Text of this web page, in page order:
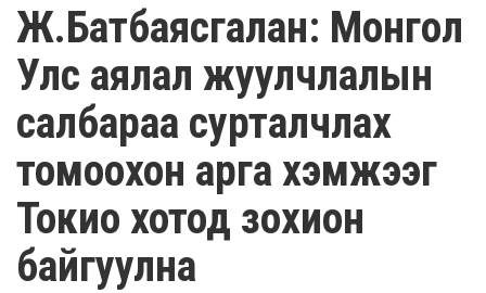
Ж.Батбаясгалан: Монгол
Улс аялал жуулчлалын
салбараа сурталчлах
томоохон арга хэмжээг
Токио хотод зохион
байгуулна